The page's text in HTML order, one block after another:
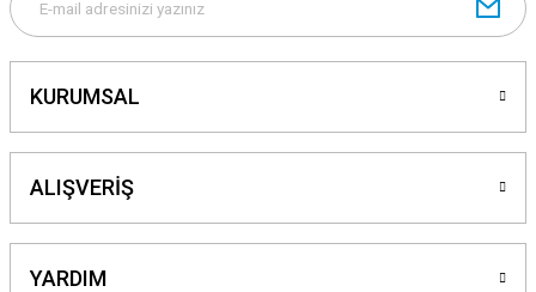
Gönder
KURUMSAL
ALIŞVERİŞ
YARDIM